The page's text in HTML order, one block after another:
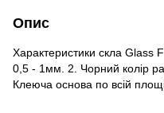
Опис
Характеристики скла Glass
0,5 - 1мм. 2. Чорний колір
Клеюча основа по всій